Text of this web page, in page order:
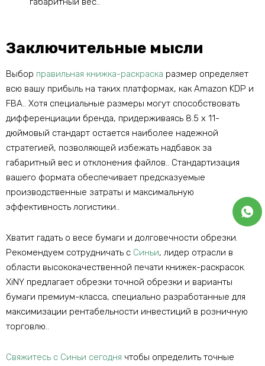
Заключительные мысли
Выбор правильная книжка-раскраска размер определяет
всю вашу прибыль на таких платформах, как Amazon KDP и
FBA.. Хотя специальные размеры могут способствовать
дифференциации бренда, придерживаясь 8.5 x 11-
дюймовый стандарт остается наиболее надежной
стратегией, позволяющей избежать надбавок за
габаритный вес и отклонения файлов.. Стандартизация
вашего формата обеспечивает предсказуемые
производственные затраты и максимальную
эффективность логистики..
Хватит гадать о весе бумаги и долговечности обрезки.
Рекомендуем сотрудничать с Синьи, лидер отрасли в
области высококачественной печати книжек-раскрасок.
XiNY предлагает обрезки точной обрезки и варианты
бумаги премиум-класса, специально разработанные для
максимизации рентабельности инвестиций в розничную
торговлю..
Свяжитесь с Синьи сегодня чтобы определить точные